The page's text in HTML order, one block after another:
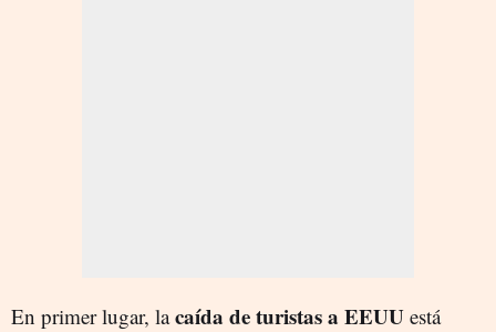
En primer lugar, lacaída de turistas a EEUU está